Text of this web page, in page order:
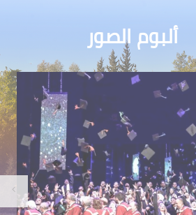
ألبوم الصور